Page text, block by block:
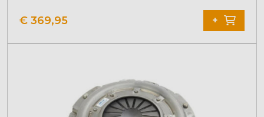
€ 369,95 +